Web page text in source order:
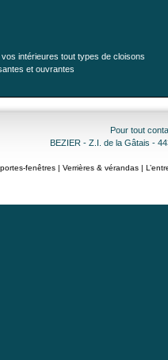
intérieures tout types de cloisons
et ouvrantes
Pour tout
BEZIER - Z.I. de la Gâtais -
fenêtres |Verrières & vérandas |